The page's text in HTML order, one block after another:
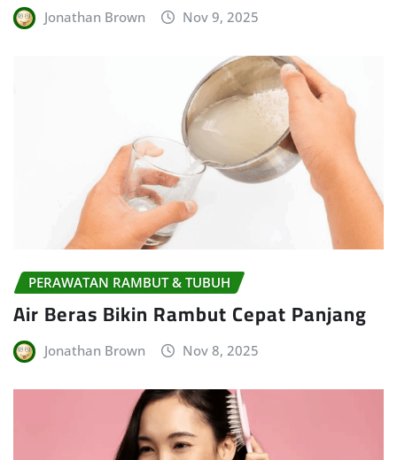
Jonathan Brown Nov 9, 2025
PERAWATAN RAMBUT & TUBUH
Air Beras Bikin Rambut Cepat Panjang
Jonathan Brown Nov 8, 2025